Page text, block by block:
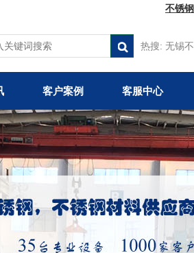
不锈
热搜: 无锡
客户案例 客服中心